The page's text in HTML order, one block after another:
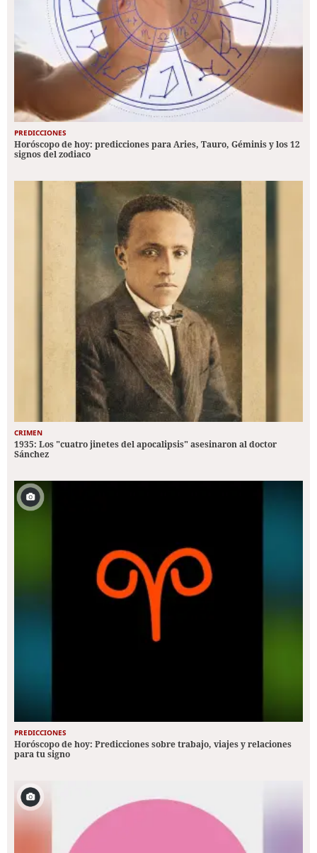
PREDICCIONES
Horóscopo de hoy: predicciones para Aries, Tauro, Géminis y los 12
signos del zodiaco
CRIMEN
1935: Los "cuatro jinetes del apocalipsis" asesinaron al doctor
Sánchez
PREDICCIONES
Horóscopo de hoy: Predicciones sobre trabajo, viajes y relaciones
para tu signo